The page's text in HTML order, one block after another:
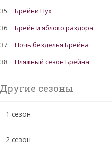
35.
Брейни Пух
36.
Брейн и яблоко раздора
37.
Ночь безделья Брейна
38.
Пляжный сезон Брейна
Другие сезоны
1 сезон
2 сезон